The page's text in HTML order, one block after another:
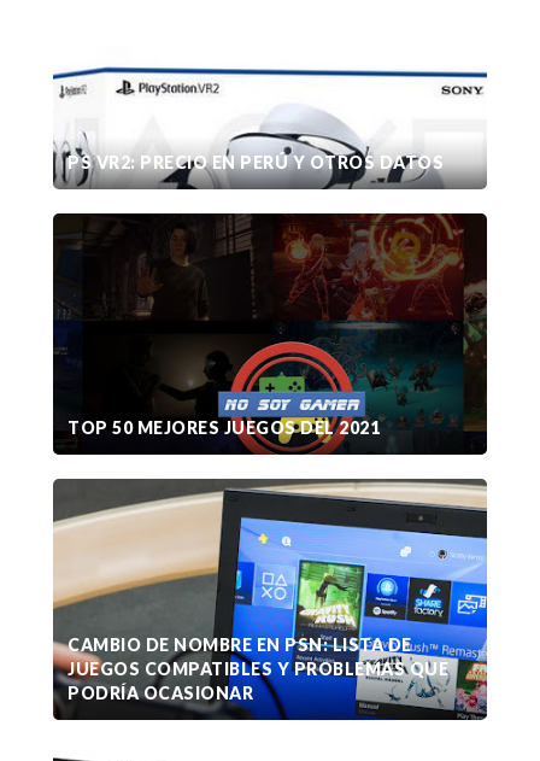
PS VR2: PRECIO EN PERÚ Y OTROS DATOS
TOP 50 MEJORES JUEGOS DEL 2021
CAMBIO DE NOMBRE EN PSN: LISTA DE
JUEGOS COMPATIBLES Y PROBLEMAS QUE
PODRÍA OCASIONAR